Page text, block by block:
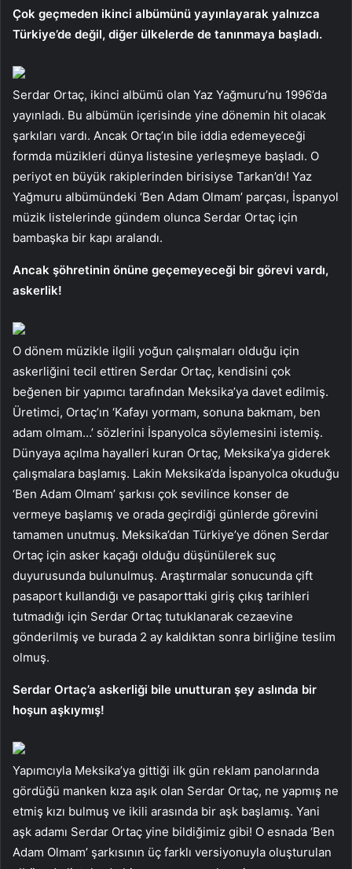
Çok geçmeden ikinci albümünü yayınlayarak yalnızca
Türkiye’de değil, diğer ülkelerde de tanınmaya başladı.
Serdar Ortaç, ikinci albümü olan Yaz Yağmuru’nu 1996’da
yayınladı. Bu albümün içerisinde yine dönemin hit olacak
şarkıları vardı. Ancak Ortaç’ın bile iddia edemeyeceği
formda müzikleri dünya listesine yerleşmeye başladı. O
periyot en büyük rakiplerinden birisiyse Tarkan’dı! Yaz
Yağmuru albümündeki ‘Ben Adam Olmam’ parçası, İspanyol
müzik listelerinde gündem olunca Serdar Ortaç için
bambaşka bir kapı aralandı.
Ancak şöhretinin önüne geçemeyeceği bir görevi vardı,
askerlik!
O dönem müzikle ilgili yoğun çalışmaları olduğu için
askerliğini tecil ettiren Serdar Ortaç, kendisini çok
beğenen bir yapımcı tarafından Meksika’ya davet edilmiş.
Üretimci, Ortaç’ın ‘Kafayı yormam, sonuna bakmam, ben
adam olmam…’ sözlerini İspanyolca söylemesini istemiş.
Dünyaya açılma hayalleri kuran Ortaç, Meksika’ya giderek
çalışmalara başlamış. Lakin Meksika’da İspanyolca okuduğu
‘Ben Adam Olmam’ şarkısı çok sevilince konser de
vermeye başlamış ve orada geçirdiği günlerde görevini
tamamen unutmuş. Meksika’dan Türkiye’ye dönen Serdar
Ortaç için asker kaçağı olduğu düşünülerek suç
duyurusunda bulunulmuş. Araştırmalar sonucunda çift
pasaport kullandığı ve pasaporttaki giriş çıkış tarihleri
tutmadığı için Serdar Ortaç tutuklanarak cezaevine
gönderilmiş ve burada 2 ay kaldıktan sonra birliğine teslim
olmuş.
Serdar Ortaç’a askerliği bile unutturan şey aslında bir
hoşun aşkıymış!
Yapımcıyla Meksika’ya gittiği ilk gün reklam panolarında
gördüğü manken kıza aşık olan Serdar Ortaç, ne yapmış ne
etmiş kızı bulmuş ve ikili arasında bir aşk başlamış. Yani
aşk adamı Serdar Ortaç yine bildiğimiz gibi! O esnada ‘Ben
Adam Olmam’ şarkısının üç farklı versiyonuyla oluşturulan